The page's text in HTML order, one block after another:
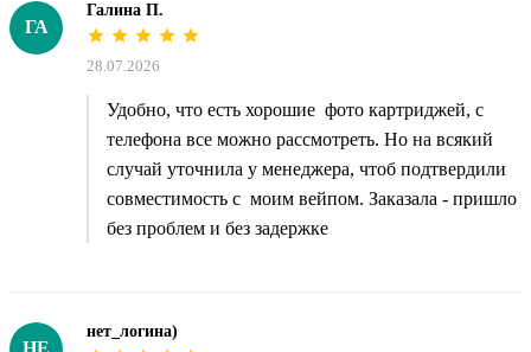
ГА
Галина П.
28.07.2026
Удобно, что есть хорошие фото картриджей, с
телефона все можно рассмотреть. Но на всякий
случай уточнила у менеджера, чтоб подтвердили
совместимость с моим вейпом. Заказала - пришло
без проблем и без задержке
НЕ
нет_логина)